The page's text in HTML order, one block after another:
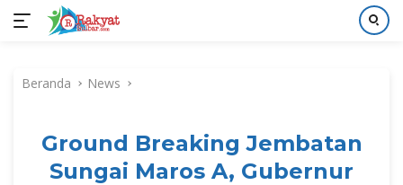
kontenBeranda News
Ground Breaking Jembatan
Sungai Maros A, Gubernur